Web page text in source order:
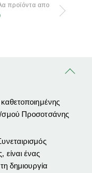
προϊόντα απο
σμού Προσοτσάνης
ένας
δημιουργία